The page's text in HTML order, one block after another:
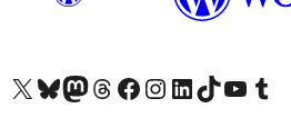
Visita nuestra cuenta de X (anteriormente Twitter)
Visita nuestra cuenta de Bluesky
Visita nuestra cuenta de Mastodon
Visita nuestra cuenta de Threads
Visita nuestra página de Facebook
Visita nuestra cuenta de Instagram
Visita nuestra cuenta de LinkedIn
Visita nuestra cuenta de TikTok
Visita nuestro canal
Visita nuestra